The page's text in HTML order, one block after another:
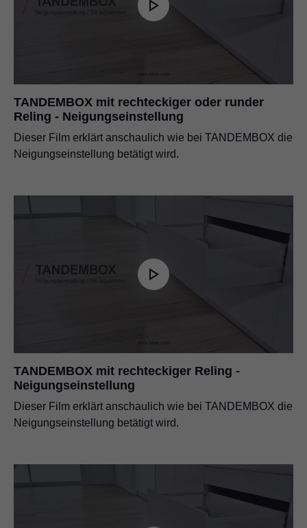
TANDEMBOX mit rechteckiger oder runder
Reling - Neigungseinstellung
Dieser Film erklärt anschaulich wie bei TANDEMBOX die
Neigungseinstellung betätigt wird.
TANDEMBOX mit rechteckiger Reling -
Neigungseinstellung
Dieser Film erklärt anschaulich wie bei TANDEMBOX die
Neigungseinstellung betätigt wird.